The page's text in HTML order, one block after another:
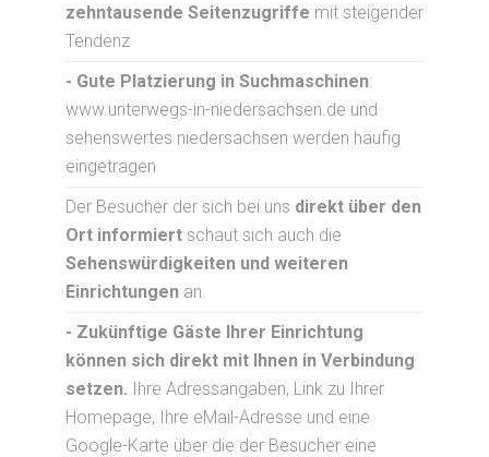
zehntausende Seitenzugriffe mit steigender
Tendenz
- Gute Platzierung in Suchmaschinen:
www.unterwegs-in-niedersachsen.de und
sehenswertes niedersachsen werden häufig
eingetragen
Der Besucher der sich bei uns direkt über den
Ort informiert schaut sich auch die
Sehenswürdigkeiten und weiteren
Einrichtungen an.
- Zukünftige Gäste Ihrer Einrichtung
können sich direkt mit Ihnen in Verbindung
setzen. Ihre Adressangaben, Link zu Ihrer
Homepage, Ihre eMail-Adresse und eine
Google-Karte über die der Besucher eine